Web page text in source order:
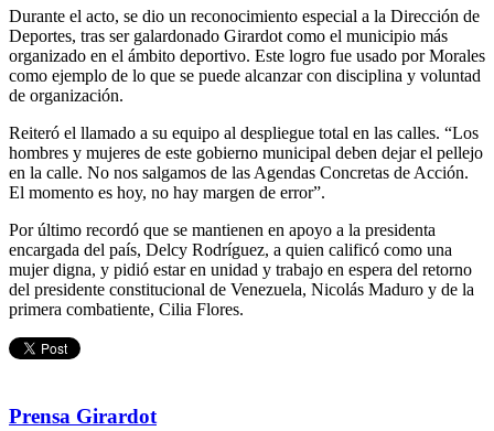
Durante el acto, se dio un reconocimiento especial a la Dirección de
Deportes, tras ser galardonado Girardot como el municipio más
organizado en el ámbito deportivo. Este logro fue usado por Morales
como ejemplo de lo que se puede alcanzar con disciplina y voluntad
de organización.
Reiteró el llamado a su equipo al despliegue total en las calles. “Los
hombres y mujeres de este gobierno municipal deben dejar el pellejo
en la calle. No nos salgamos de las Agendas Concretas de Acción.
El momento es hoy, no hay margen de error”.
Por último recordó que se mantienen en apoyo a la presidenta
encargada del país, Delcy Rodríguez, a quien calificó como una
mujer digna, y pidió estar en unidad y trabajo en espera del retorno
del presidente constitucional de Venezuela, Nicolás Maduro y de la
primera combatiente, Cilia Flores.
Prensa Girardot